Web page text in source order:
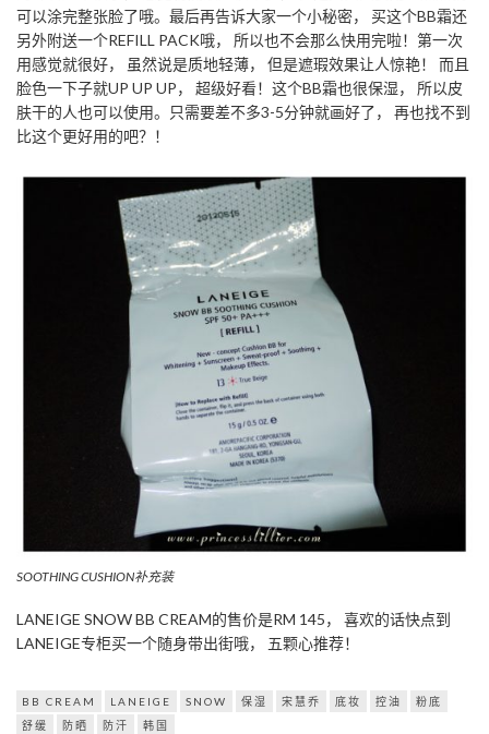
可以涂完整张脸了哦。最后再告诉大家一个小秘密， 买这个BB霜还
另外附送一个REFILL PACK哦， 所以也不会那么快用完啦！第一次
用感觉就很好， 虽然说是质地轻薄， 但是遮瑕效果让人惊艳！ 而且
脸色一下子就UP UP UP， 超级好看！这个BB霜也很保湿， 所以皮
肤干的人也可以使用。只需要差不多3-5分钟就画好了， 再也找不到
比这个更好用的吧？！
SOOTHING CUSHION补充装
LANEIGE SNOW BB CREAM的售价是RM 145， 喜欢的话快点到
LANEIGE专柜买一个随身带出街哦， 五颗心推荐！
BB CREAM LANEIGE SNOW 保湿 宋慧乔 底妆 控油
粉底
舒缓
防晒 防汗 韩国